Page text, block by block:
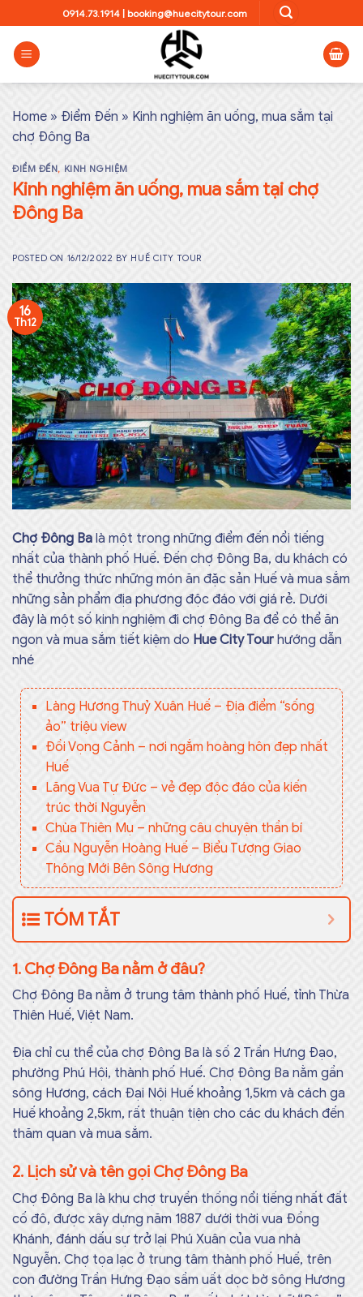
to
content
0914.73.1914 | booking@huecitytour.com
Home » Điểm Đến » Kinh nghiệm ăn uống, mua sắm tại
chợ Đông Ba
ĐIỂM ĐẾN, KINH NGHIỆM
Kinh nghiệm ăn uống, mua sắm tại chợ
Đông Ba
POSTED ON 16/12/2022 BY HUẾ CITY TOUR
16
Th12
Chợ Đông Ba là một trong những điểm đến nổi tiếng
nhất của thành phố Huế. Đến chợ Đông Ba, du khách có
thể thưởng thức những món ăn đặc sản Huế và mua sắm
những sản phẩm địa phương độc đáo với giá rẻ. Dưới
đây là một số kinh nghiệm đi chợ Đông Ba để có thể ăn
ngon và mua sắm tiết kiệm do Hue City Tour hướng dẫn
nhé
Làng Hương Thuỷ Xuân Huế – Địa điểm “sống
ảo” triệu view
Đồi Vọng Cảnh – nơi ngắm hoàng hôn đẹp nhất
Huế
Lăng Vua Tự Đức – vẻ đẹp độc đáo của kiến
trúc thời Nguyễn
Chùa Thiên Mụ – những câu chuyện thần bí
Cầu Nguyễn Hoàng Huế – Biểu Tượng Giao
Thông Mới Bên Sông Hương
TÓM TẮT
1. Chợ Đông Ba nằm ở đâu?
Chợ Đông Ba nằm ở trung tâm thành phố Huế, tỉnh Thừa
Thiên Huế, Việt Nam.
Địa chỉ cụ thể của chợ Đông Ba là số 2 Trần Hưng Đạo,
phường Phú Hội, thành phố Huế. Chợ Đông Ba nằm gần
sông Hương, cách Đại Nội Huế khoảng 1,5km và cách ga
Huế khoảng 2,5km, rất thuận tiện cho các du khách đến
thăm quan và mua sắm.
2. Lịch sử và tên gọi Chợ Đông Ba
Chợ Đông Ba là khu chợ truyền thống nổi tiếng nhất đất
cố đô, được xây dựng năm 1887 dưới thời vua Đồng
Khánh, đánh dấu sự trở lại Phú Xuân của vua nhà
Nguyễn. Chợ tọa lạc ở trung tâm thành phố Huế, trên
con đường Trần Hưng Đạo sầm uất dọc bờ sông Hương